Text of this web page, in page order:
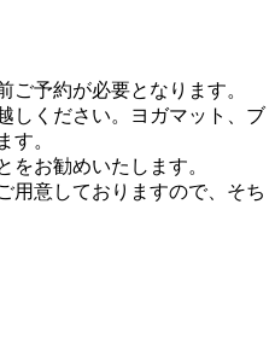
予約が必要となります。
しください。ヨガマット、ブ
す。
お勧めいたします。
用意しておりますので、そち